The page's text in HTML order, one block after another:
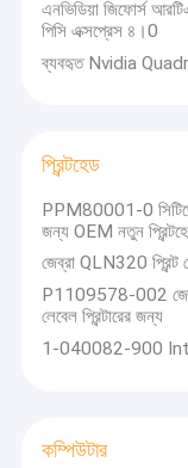
এনভিডিয়া জিফোর্স
পিসি এক্সপ্রেস ৪।0
ব্যবহৃত Nvidia
প্রিন্টহেড
PPM80001-0
জন্য OEM নতুন
জেব্রা QLN320 প্রিন্ট
P1109578-002
লেবেল প্রিন্টারের জন্য
1-040082-900
কম্পিউটার